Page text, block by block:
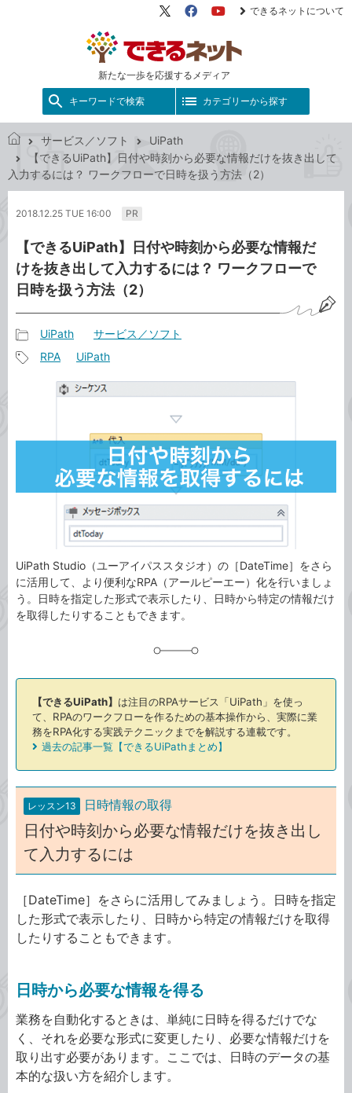
新たな一歩を応援するメディア
X（旧
FacebookYouTube
できるネットについて
キーワードで検索 カテゴリーから探す
き
ッ
サービス／ソフト
UiPath
【できるUiPath】日付や時刻から必要な情報だけを抜き出して
入力するには？ ワークフローで日時を扱う方法（2）
2018.12.25 TUE 16:00 PR
【できるUiPath】日付や時刻から必要な情報だ
けを抜き出して入力するには？ ワークフローで
日時を扱う方法（2）
事
リ
UiPath サービス／ソフト
RPA UiPath
UiPath Studio（ユーアイパススタジオ）の［DateTime］をさら
に活用して、より便利なRPA（アールピーエー）化を行いましょ
う。日時を指定した形式で表示したり、日時から特定の情報だけ
を取得したりすることもできます。
【できるUiPath】 は注目のRPAサービス「UiPath」を使っ
て、RPAのワークフローを作るための基本操作から、実際に業
務をRPA化する実践テクニックまでを解説する連載です。
過去の記事一覧【できるUiPathまとめ】
レッスン13 日時情報の取得
日付や時刻から必要な情報だけを抜き出し
て入力するには
［DateTime］をさらに活用してみましょう。日時を指定
した形式で表示したり、日時から特定の情報だけを取得
したりすることもできます。
日時から必要な情報を得る
業務を自動化するときは、単純に日時を得るだけでな
く、それを必要な形式に変更したり、必要な情報だけを
取り出す必要があります。ここでは、日時のデータの基
本的な扱い方を紹介します。